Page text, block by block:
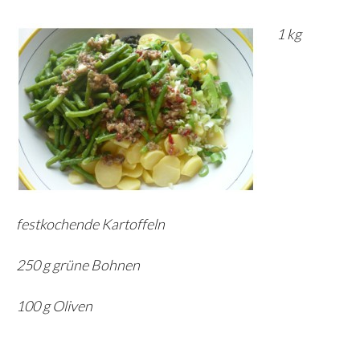
1 kg
festkochende Kartoffeln
250 g grüne Bohnen
100 g Oliven